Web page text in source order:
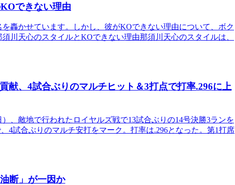
できない理由
轟かせています。しかし、彼がKOできない理由について、ボク
川天心のスタイルとKOできない理由那須川天心のスタイルは、
献、4試合ぶりのマルチヒット＆3打点で打率.296に上
、敵地で行われたロイヤルズ戦で13試合ぶりの14号決勝3ランを
4試合ぶりのマルチ安打をマーク。打率は.296となった。第1打席
断」が一因か